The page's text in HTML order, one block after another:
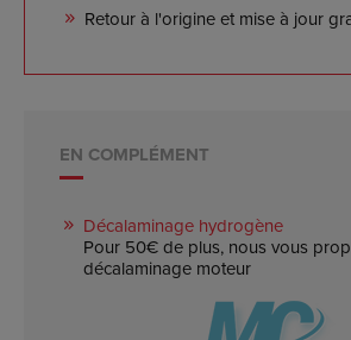
Retour à l'origine et mise à jour
EN COMPLÉMENT
Décalaminage hydrogène
Pour 50€ de plus, nous vous
décalaminage moteur